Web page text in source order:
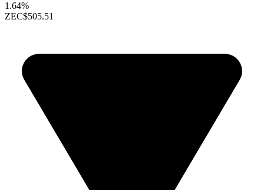
1.64%
ZEC$505.51